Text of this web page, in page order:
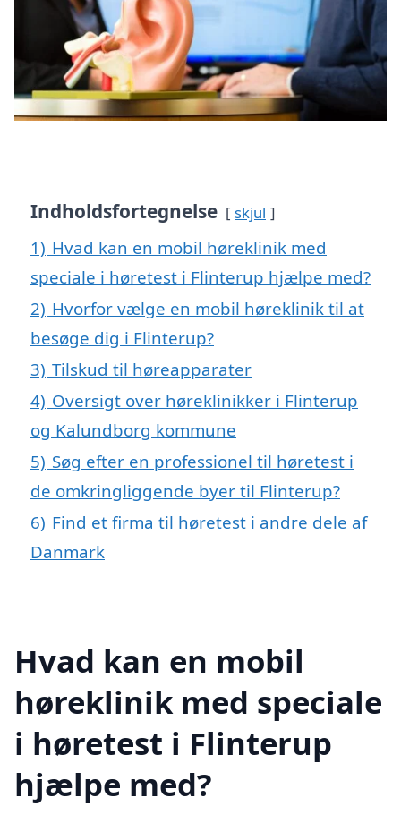
Indholdsfortegnelse skjul
1) Hvad kan en mobil høreklinik med
speciale i høretest i Flinterup hjælpe med?
2) Hvorfor vælge en mobil høreklinik til at
besøge dig i Flinterup?
3) Tilskud til høreapparater
4) Oversigt over høreklinikker i Flinterup
og Kalundborg kommune
5) Søg efter en professionel til høretest i
de omkringliggende byer til Flinterup?
6) Find et firma til høretest i andre dele af
Danmark
Hvad kan en mobil
høreklinik med speciale
i høretest i Flinterup
hjælpe med?